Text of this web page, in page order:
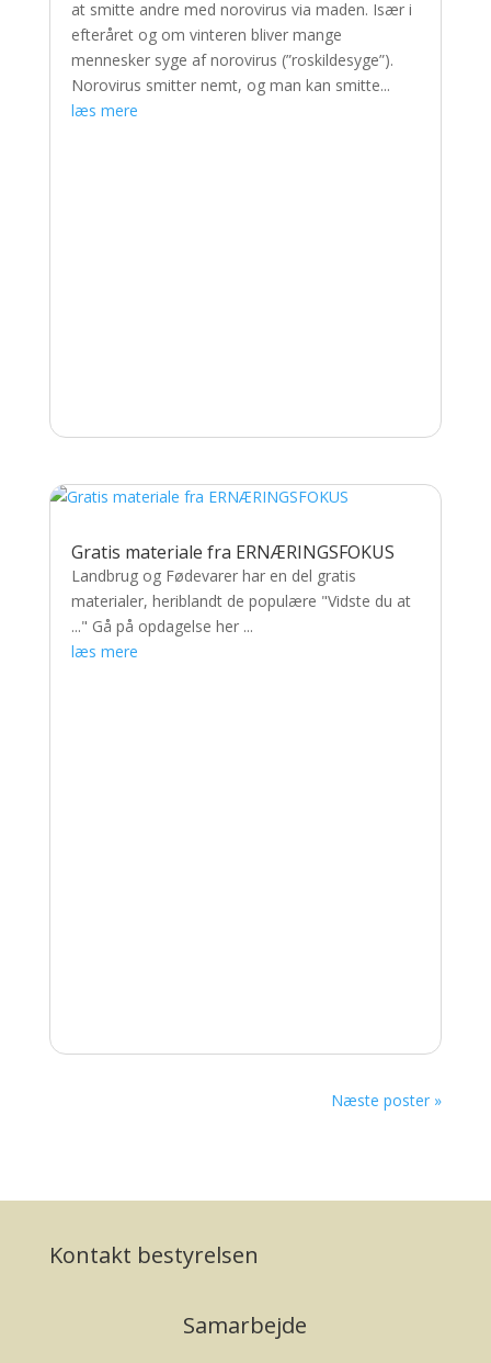
at smitte andre med norovirus via maden. Især i
efteråret og om vinteren bliver mange
mennesker syge af norovirus (”roskildesyge”).
Norovirus smitter nemt, og man kan smitte...
læs mere
Gratis materiale fra ERNÆRINGSFOKUS
Landbrug og Fødevarer har en del gratis
materialer, heriblandt de populære "Vidste du at
..." Gå på opdagelse her ...
læs mere
Næste poster »
Kontakt bestyrelsen
Samarbejde